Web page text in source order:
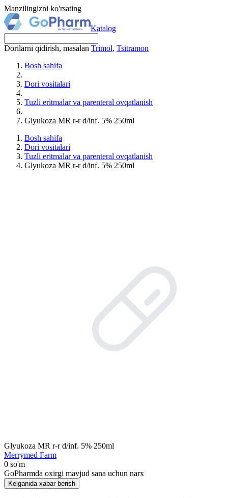
Manzilingizni ko'rsating
Katalog
Dorilarni qidirish, masalan Trimol, Tsitramon
Bosh sahifa
Dori vositalari
Tuzli eritmalar va parenteral ovqatlanish
Glyukoza MR r-r d/inf. 5% 250ml
Bosh sahifa
Dori vositalari
Tuzli eritmalar va parenteral ovqatlanish
Glyukoza MR r-r d/inf. 5% 250ml
Glyukoza MR r-r d/inf. 5% 250ml
Merrymed Farm
0 so'm
GoPharmda oxirgi mavjud sana uchun narx
Kelganida xabar berish